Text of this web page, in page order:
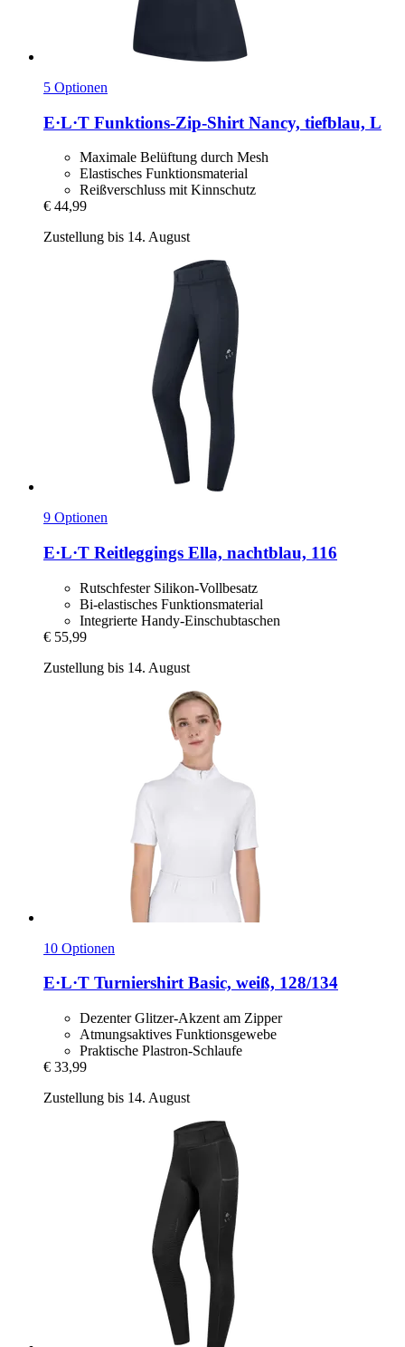
5 Optionen
E·L·T Funktions-​Zip-​Shirt Nancy, tiefblau, L
Maximale Belüftung durch Mesh
Elastisches Funktionsmaterial
Reißverschluss mit Kinnschutz
€ 44,99
Zustellung bis 14. August
9 Optionen
E·L·T Reitleggings Ella, nachtblau, 116
Rutschfester Silikon-Vollbesatz
Bi-elastisches Funktionsmaterial
Integrierte Handy-Einschubtaschen
€ 55,99
Zustellung bis 14. August
10 Optionen
E·L·T Turniershirt Basic, weiß, 128/134
Dezenter Glitzer-Akzent am Zipper
Atmungsaktives Funktionsgewebe
Praktische Plastron-Schlaufe
€ 33,99
Zustellung bis 14. August